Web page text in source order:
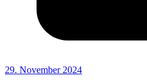
29. November 2024